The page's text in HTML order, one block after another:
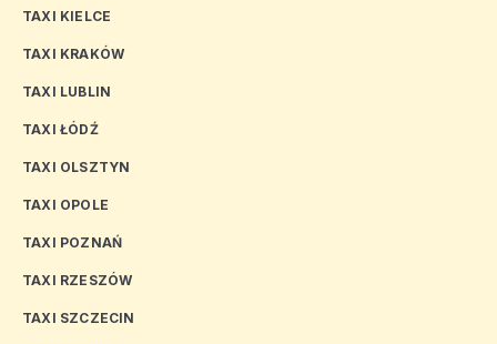
TAXI KIELCE
TAXI KRAKÓW
TAXI LUBLIN
TAXI ŁÓDŹ
TAXI OLSZTYN
TAXI OPOLE
TAXI POZNAŃ
TAXI RZESZÓW
TAXI SZCZECIN